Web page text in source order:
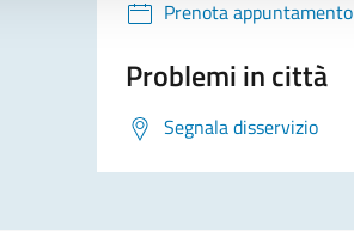
Prenota appuntamento
Problemi in città
Segnala disservizio